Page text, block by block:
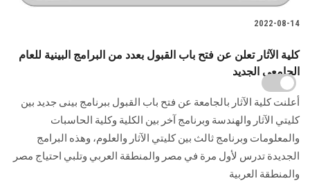
2022-08-14
كلية الآثار تعلن عن فتح باب القبول بعدد من البرامج البينية للعام
الجامعي الجديد
أعلنت كلية الآثار بالجامعة عن فتح باب القبول ببرنامج بينى جديد بين
كليتي الآثار والهندسة وبرنامج آخر بين الكلية وكلية الحاسبات
والمعلومات وبرنامج ثالث بين كليتي الآثار والعلوم، وهذه البرامج
الجديدة تدرس لأول مرة في مصر والمنطقة العربي وتلبي احتياج مصر
والمنطقة العربية